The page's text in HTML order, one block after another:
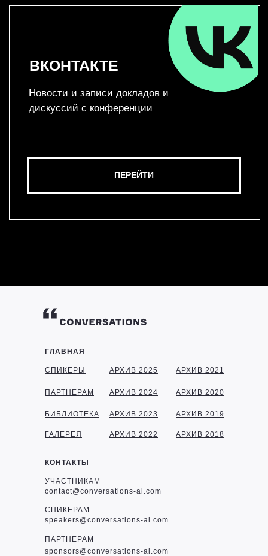
ГЛАВНАЯ
КОНТАКТЫ
СПИКЕРЫ
ПАРТНЕРАМ
БИБЛИОТЕКА
УЧАСТНИКАМ
contact@conversations-ai.com
СПИКЕРАМ
speakers@conversations-ai.com
ПАРТНЕРАМ
sponsors@conversations-ai.com
ГАЛЕРЕЯ
АРХИВ 2025
АРХИВ 2024
АРХИВ 2023
АРХИВ 2022
АРХИВ 2021
АРХИВ 2020
АРХИВ 2019
АРХИВ 2018